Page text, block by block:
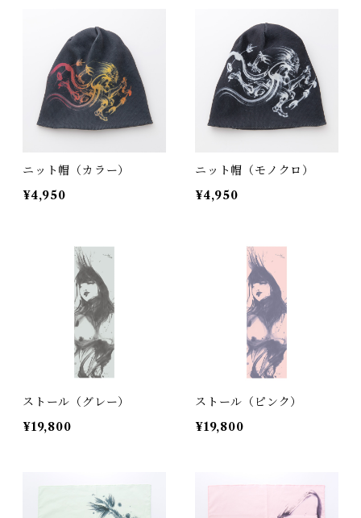
ニット帽（カラー）
¥4,950
ニット帽（モノクロ）
¥4,950
ストール（グレー）
¥19,800
ストール（ピンク）
¥19,800